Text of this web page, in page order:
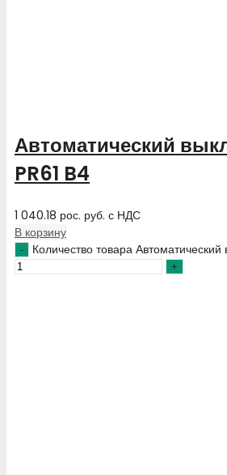
Автоматический
PR61 B4
1 040.18 рос. руб. с НДС
В корзину
Количество товара Автоматический